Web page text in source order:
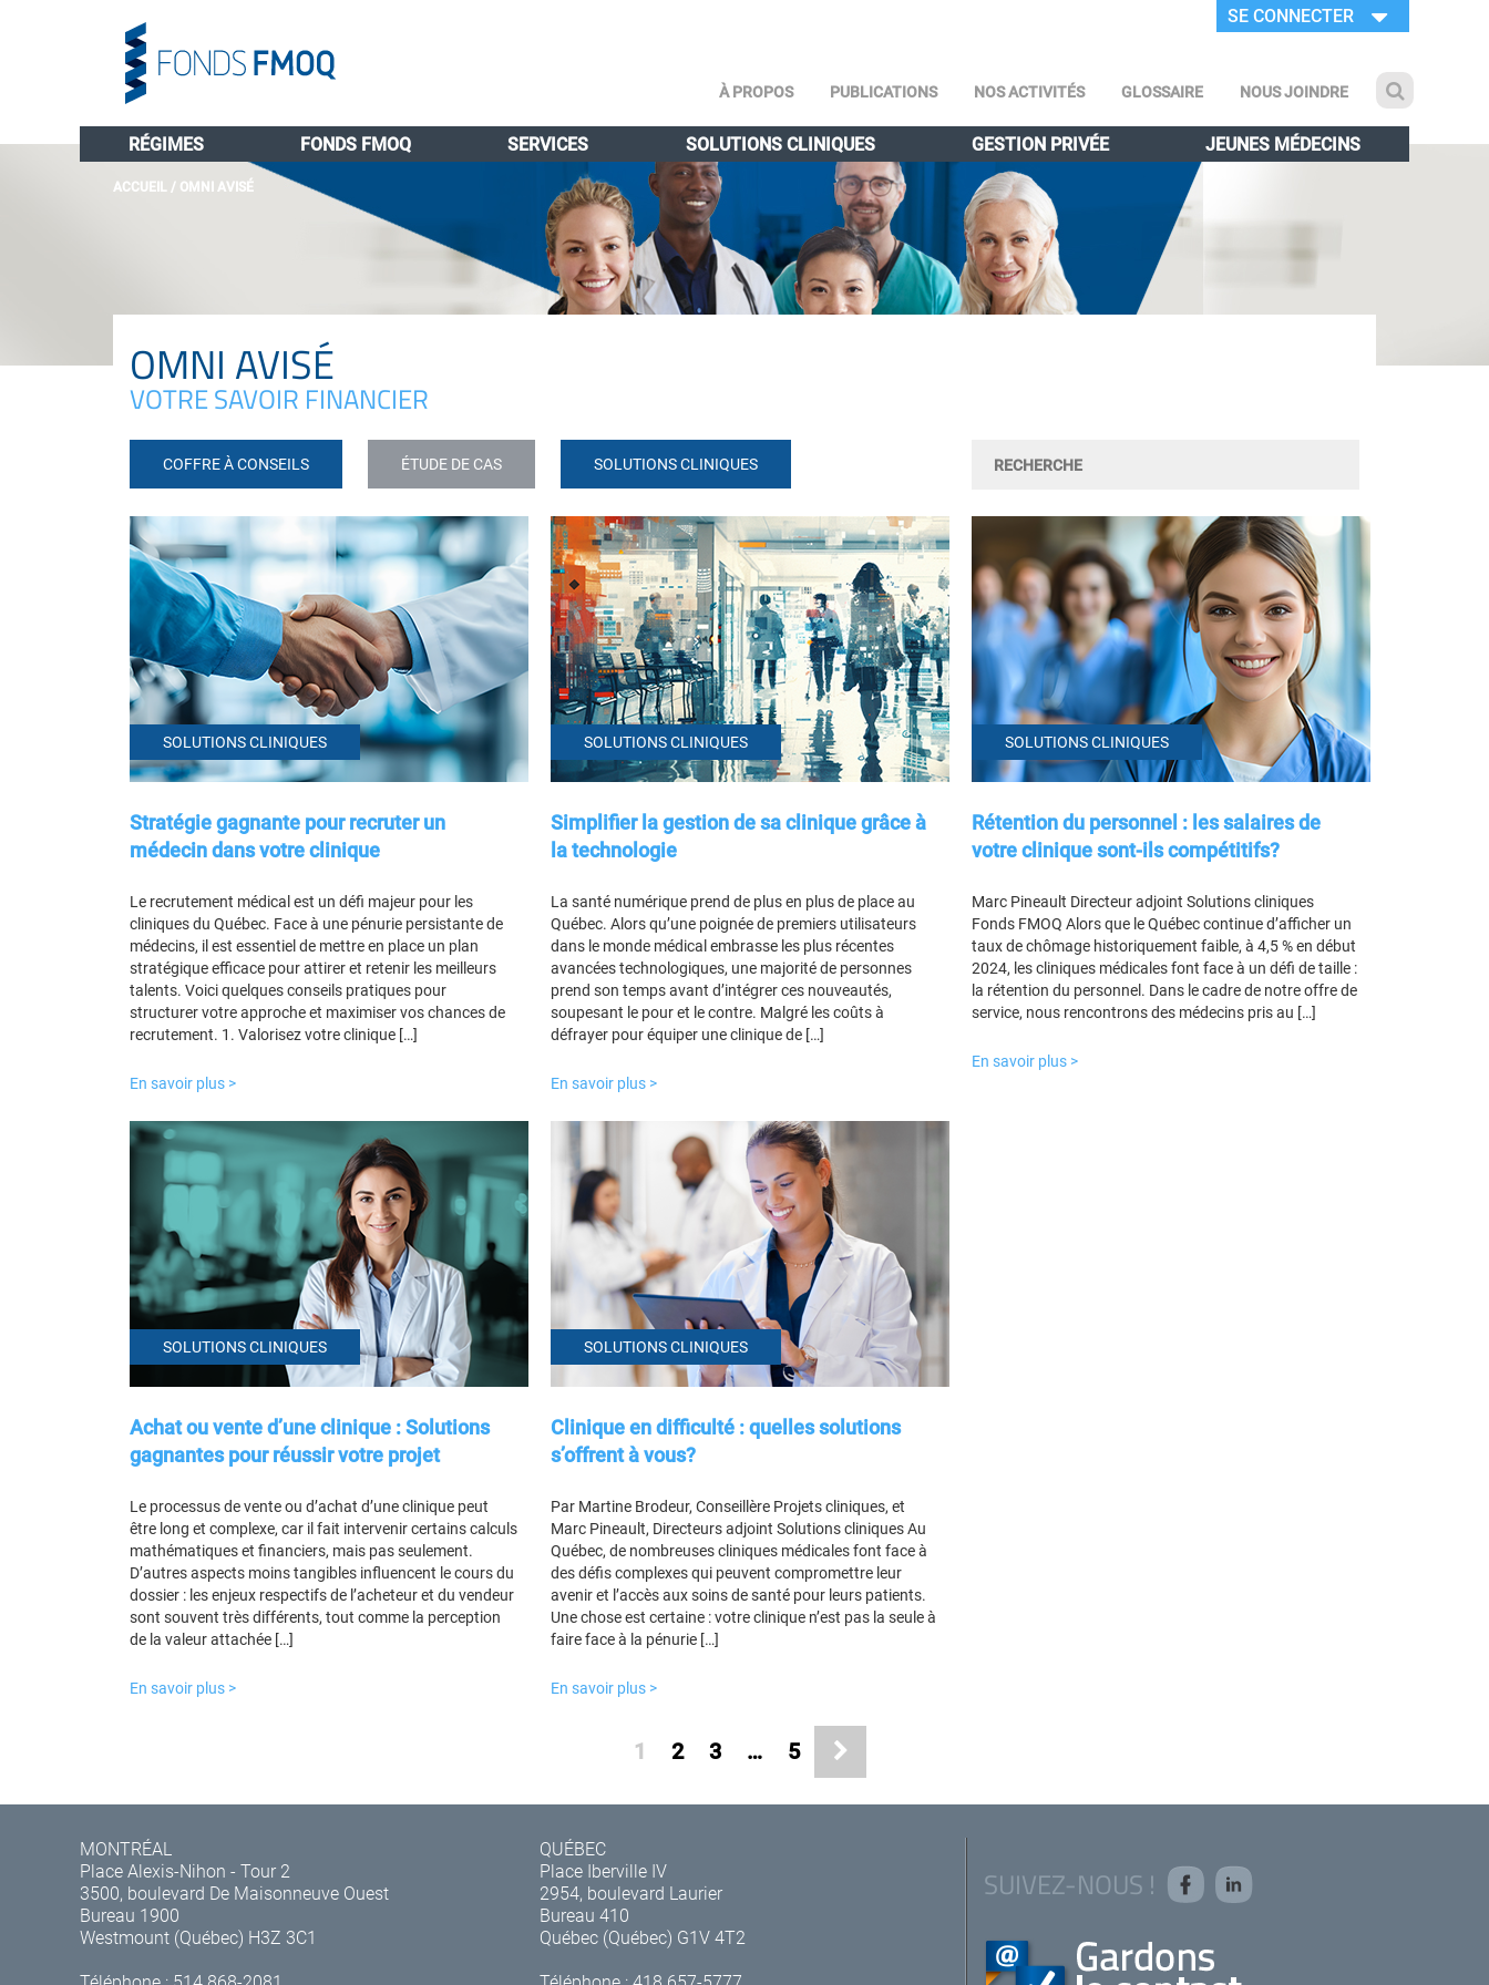
SE CONNECTER
À PROPOS PUBLICATIONS NOS ACTIVITÉS GLOSSAIRE NOUS JOINDRE
RÉGIMES FONDS FMOQ SERVICES SOLUTIONS CLINIQUES GESTION PRIVÉE JEUNES MÉDECINS
ACCUEIL / OMNI AVISÉ
OMNI AVISÉ
VOTRE SAVOIR FINANCIER
COFFRE À CONSEILS ÉTUDE DE CAS SOLUTIONS CLINIQUES
SOLUTIONS CLINIQUES
Stratégie gagnante pour recruter un
médecin dans votre clinique
Le recrutement médical est un défi majeur pour les
cliniques du Québec. Face à une pénurie persistante de
médecins, il est essentiel de mettre en place un plan
stratégique efficace pour attirer et retenir les meilleurs
talents. Voici quelques conseils pratiques pour
structurer votre approche et maximiser vos chances de
recrutement. 1. Valorisez votre clinique […]
En savoir plus >
SOLUTIONS CLINIQUES
Simplifier la gestion de sa clinique grâce à
la technologie
La santé numérique prend de plus en plus de place au
Québec. Alors qu’une poignée de premiers utilisateurs
dans le monde médical embrasse les plus récentes
avancées technologiques, une majorité de personnes
prend son temps avant d’intégrer ces nouveautés,
soupesant le pour et le contre. Malgré les coûts à
défrayer pour équiper une clinique de […]
En savoir plus >
SOLUTIONS CLINIQUES
Rétention du personnel : les salaires de
votre clinique sont-ils compétitifs?
Marc Pineault Directeur adjoint Solutions cliniques
Fonds FMOQ Alors que le Québec continue d’afficher un
taux de chômage historiquement faible, à 4,5 % en début
2024, les cliniques médicales font face à un défi de taille :
la rétention du personnel. Dans le cadre de notre offre de
service, nous rencontrons des médecins pris au […]
En savoir plus >
SOLUTIONS CLINIQUES
Achat ou vente d’une clinique : Solutions
gagnantes pour réussir votre projet
Le processus de vente ou d’achat d’une clinique peut
être long et complexe, car il fait intervenir certains calculs
mathématiques et financiers, mais pas seulement.
D’autres aspects moins tangibles influencent le cours du
dossier : les enjeux respectifs de l’acheteur et du vendeur
sont souvent très différents, tout comme la perception
de la valeur attachée […]
En savoir plus >
SOLUTIONS CLINIQUES
Clinique en difficulté : quelles solutions
s’offrent à vous?
Par Martine Brodeur, Conseillère Projets cliniques, et
Marc Pineault, Directeurs adjoint Solutions cliniques Au
Québec, de nombreuses cliniques médicales font face à
des défis complexes qui peuvent compromettre leur
avenir et l’accès aux soins de santé pour leurs patients.
Une chose est certaine : votre clinique n’est pas la seule à
faire face à la pénurie […]
En savoir plus >
1 2 3 … 5
MONTRÉAL
Place Alexis-Nihon - Tour 2
3500, boulevard De Maisonneuve Ouest
Bureau 1900
Westmount (Québec) H3Z 3C1
QUÉBEC
Place Iberville IV
2954, boulevard Laurier
Bureau 410
Québec (Québec) G1V 4T2
SUIVEZ-NOUS !